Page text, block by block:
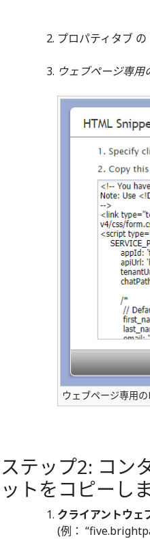
プロパティタブ の
ウェブページ専用
ウェブページ専用
ステップ2: コン
ットをコピーしま
クライアントウェ
(例：